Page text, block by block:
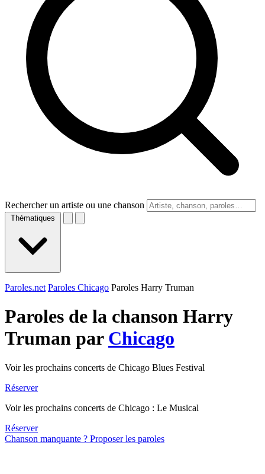
Rechercher un artiste ou une chanson
Thématiques
Paroles.net Paroles Chicago Paroles Harry Truman
Paroles de la chanson Harry
Truman par Chicago
Voir les prochains concerts de Chicago Blues Festival
Réserver
Voir les prochains concerts de Chicago : Le Musical
Réserver
Chanson manquante ? Proposer les paroles